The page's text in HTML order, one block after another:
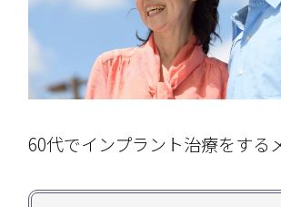
60代でインプラント治療をする